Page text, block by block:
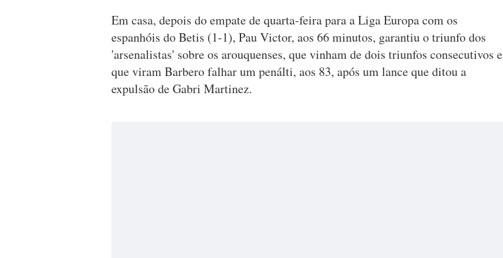
Em casa, depois do empate de quarta-feira para a Liga Europa com os
espanhóis do Betis (1-1), Pau Victor, aos 66 minutos, garantiu o triunfo dos
'arsenalistas' sobre os arouquenses, que vinham de dois triunfos consecutivos e
que viram Barbero falhar um penálti, aos 83, após um lance que ditou a
expulsão de Gabri Martinez.